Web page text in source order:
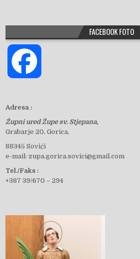
FACEBOOK FOTO
c
o
Adresa :
Župni ured Župe sv. Stjepana,
Grabarje 20, Gorica,
88345 Sovići
e-mail: zupa.gorica.sovici@gmail.com
Tel./Faks :
+387 39/670 – 294